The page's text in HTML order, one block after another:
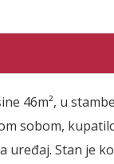
46m², u
sobom,
uređaj. Stan